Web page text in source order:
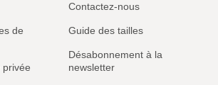
de
privée
Contactez-nous
Guide des tailles
Désabonnement à la
newsletter